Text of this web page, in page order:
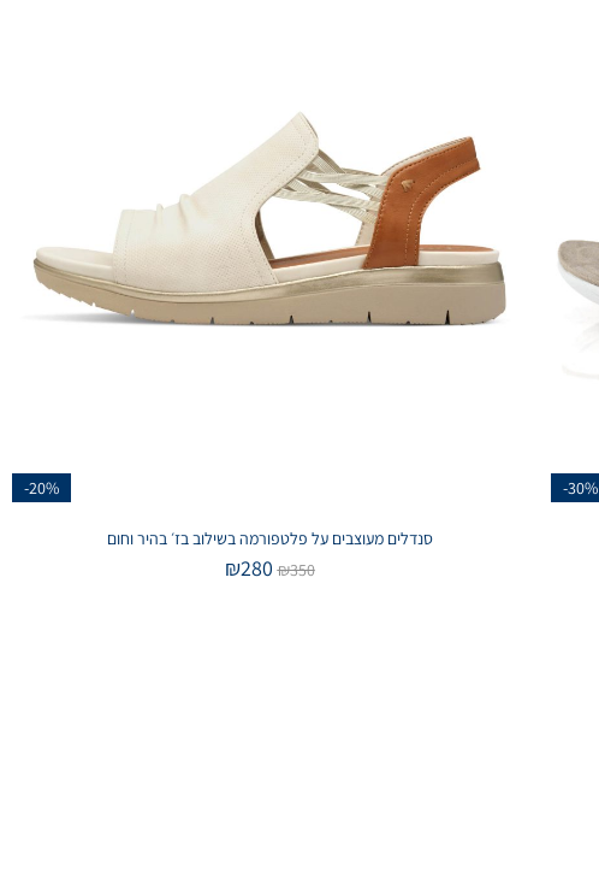
-30%
-20%
סנדלים מעוצבים על פלטפורמה בשילוב בז׳ בהיר וחום
₪350
₪280